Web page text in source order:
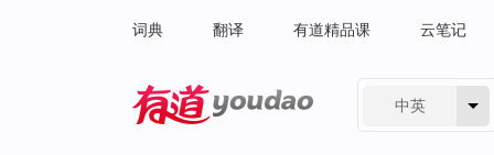
词典 翻译 有道精品课 云笔记
中英